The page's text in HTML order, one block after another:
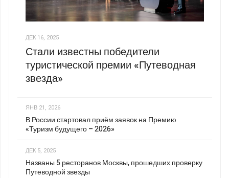
ДЕК 16, 2025
Стали известны победители
туристической премии «Путеводная
звезда»
ЯНВ 21, 2026
В России стартовал приём заявок на Премию
«Туризм будущего – 2026»
ДЕК 5, 2025
Названы 5 ресторанов Москвы, прошедших проверку
Путеводной звезды